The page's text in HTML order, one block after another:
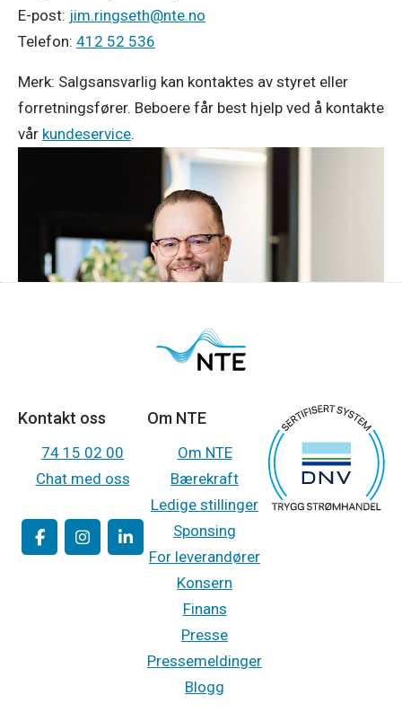
E-post: jim.ringseth@nte.no
Telefon: 412 52 536
Merk: Salgsansvarlig kan kontaktes av styret eller
forretningsfører. Beboere får best hjelp ved å kontakte
vår kundeservice.
Kontakt oss
74 15 02 00
Chat med oss
Om NTE
Om NTE
Bærekraft
Ledige stillinger
Sponsing
For leverandører
Konsern
Finans
Presse
Pressemeldinger
Blogg